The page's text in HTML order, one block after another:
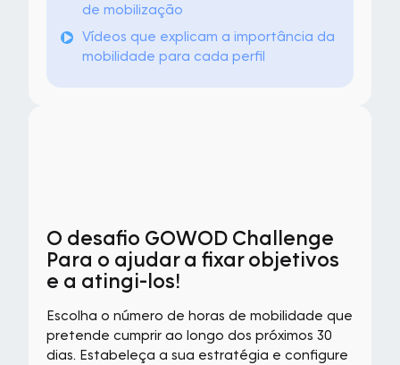
de mobilização
Vídeos que explicam a importância da
mobilidade para cada perfil
O desafio GOWOD Challenge
Para o ajudar a fixar objetivos
e a atingi-los!
Escolha o número de horas de mobilidade que
pretende cumprir ao longo dos próximos 30
dias. Estabeleça a sua estratégia e configure